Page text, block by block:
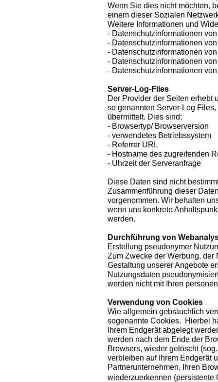
Wenn Sie dies nicht möchten,
einem dieser Sozialen
Weitere Informationen und
- Datenschutzinformationen
- Datenschutzinformationen
- Datenschutzinformationen
- Datenschutzinformationen
- Datenschutzinformationen
Server-Log-Files
Der Provider der Seiten erhebt
so genannten Server-Log
übermittelt. Dies sind:
- Browsertyp/ Browserversion
- verwendetes Betriebssystem
- Referrer URL
- Hostname des zugreifenden
- Uhrzeit der Serveranfrage
Diese Daten sind nicht
Zusammenführung dieser
vorgenommen. Wir behalten
wenn uns konkrete
werden.
Durchführung von
Erstellung pseudonymer
Zum Zwecke der Werbung, der
Gestaltung unserer Angebote
Nutzungsdaten
werden nicht mit Ihren
Verwendung von Cookies
Wie allgemein gebräuchlich
sogenannte Cookies. Hierbei
Ihrem Endgerät abgelegt
werden nach dem Ende der
Browsers, wieder gelöscht
verbleiben auf Ihrem Endgerät
Partnerunternehmen, Ihren
wiederzuerkennen